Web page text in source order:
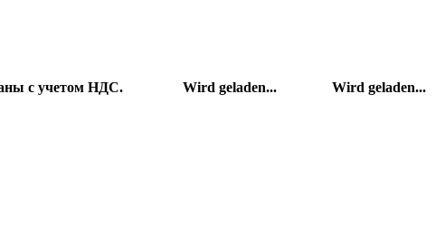
с учетом НДС. Wird geladen...
Wird geladen...